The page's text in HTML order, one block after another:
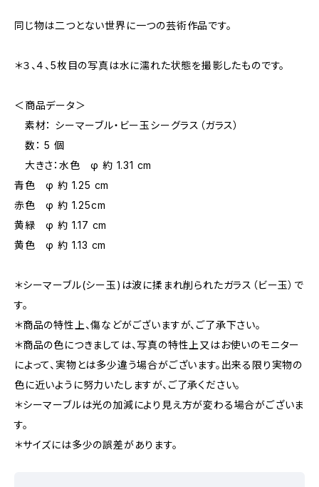
同じ物は二つとない世界に一つの芸術作品です。
＊３、４、5枚目の写真は水に濡れた状態を撮影したものです。
＜商品データ＞
素材： シーマーブル・ビー玉シーグラス（ガラス）
数： 5 個
大きさ：水色 φ 約 1.31 cm
青色 φ 約 1.25 cm
赤色 φ 約 1.25cm
黄緑 φ 約 1.17 cm
黄色 φ 約 1.13 cm
＊シーマーブル(シー玉)は波に揉まれ削られたガラス（ビー玉）で
す。
＊商品の特性上、傷などがございますが、ご了承下さい。
＊商品の色につきましては、写真の特性上又はお使いのモニター
によって、実物とは多少違う場合がございます。出来る限り実物の
色に近いように努力いたしますが、ご了承ください。
＊シーマーブルは光の加減により見え方が変わる場合がございま
す。
＊サイズには多少の誤差があります。